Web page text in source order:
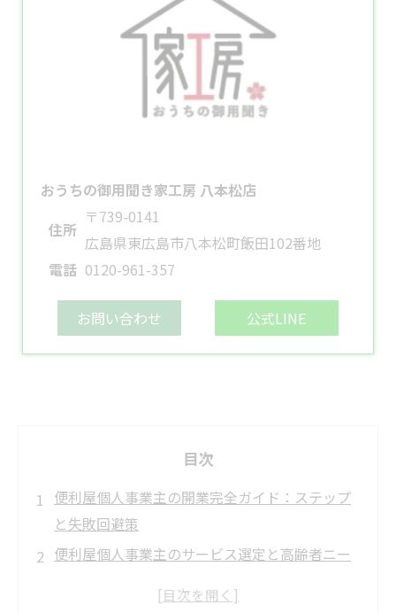
おうちの御用聞き家工房 八本松店
住所
〒739-0141
広島県東広島市八本松町飯田102番地
電話 0120-961-357
お問い合わせ 公式LINE
目次
便利屋個人事業主の開業完全ガイド：ステップ
と失敗回避策
便利屋個人事業主のサービス選定と高齢者ニー